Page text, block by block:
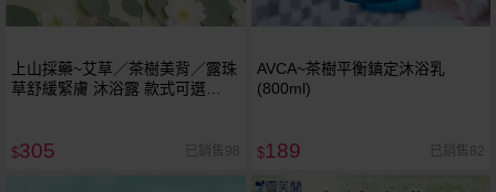
上山採藥~艾草／茶樹美背／露珠
草舒緩緊膚 沐浴露 款式可選
$305 已銷售98
AVCA~茶樹平衡鎮定沐浴乳
(800ml)
$189 已銷售82